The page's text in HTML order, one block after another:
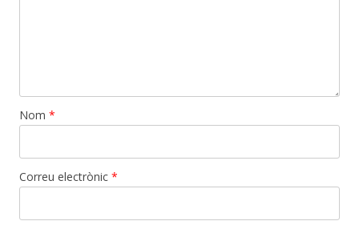
Nom *
Correu electrònic *